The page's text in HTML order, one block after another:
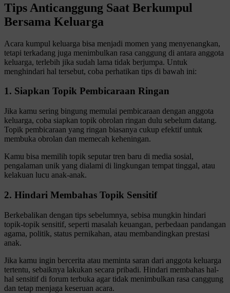
Tips Anticanggung Saat Berkumpul
Bersama Keluarga
Acara kumpul keluarga bisa menjadi momen yang menyenangkan,
tetapi terkadang juga menimbulkan rasa canggung di antara anggota
keluarga, terlebih jika sudah lama tidak berjumpa. Untuk
menghindari hal tersebut, coba perhatikan tips di bawah ini:
1. Siapkan Topik Pembicaraan Ringan
Jika kamu sering bingung memulai pembicaraan dengan anggota
keluarga, coba siapkan topik obrolan ringan dulu sebelum datang.
Topik pembicaraan yang ringan biasanya cukup efektif untuk
membuka obrolan dan memecah keheningan.
Kamu bisa memilih topik seputar tren baru di media sosial,
pengalaman unik yang dialami di lingkungan tempat tinggal, atau
kelakuan lucu anak-anak.
2. Hindari Membahas Topik Sensitif
Berkebalikan dengan tips sebelumnya, sebisa mungkin hindari
topik-topik sensitif, seperti masalah keuangan, perbedaan pandangan
agama, politik, status pernikahan, atau membandingkan prestasi
anak.
Jika kamu ingin bercerita atau meminta saran dari anggota keluarga
tertentu, sebaiknya lakukan secara pribadi. Hindari membahas hal-
hal sensitif di forum terbuka agar tidak menimbulkan rasa canggung
dan tetap menjaga keseruan acara.